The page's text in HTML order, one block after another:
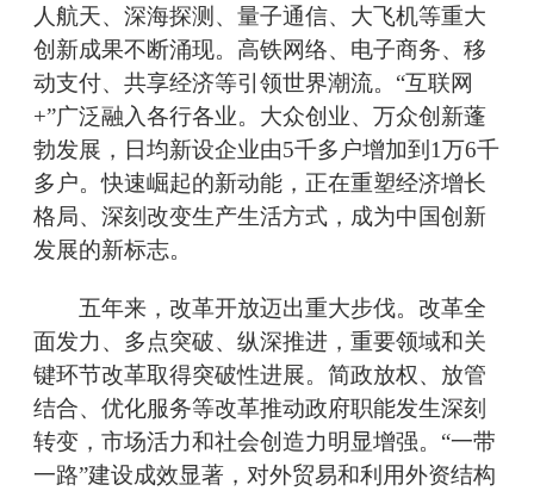
人航天、深海探测、量子通信、大飞机等重大
创新成果不断涌现。高铁网络、电子商务、移
动支付、共享经济等引领世界潮流。“互联网
+”广泛融入各行各业。大众创业、万众创新蓬
勃发展，日均新设企业由5千多户增加到1万6千
多户。快速崛起的新动能，正在重塑经济增长
格局、深刻改变生产生活方式，成为中国创新
发展的新标志。
五年来，改革开放迈出重大步伐。改革全
面发力、多点突破、纵深推进，重要领域和关
键环节改革取得突破性进展。简政放权、放管
结合、优化服务等改革推动政府职能发生深刻
转变，市场活力和社会创造力明显增强。“一带
一路”建设成效显著，对外贸易和利用外资结构